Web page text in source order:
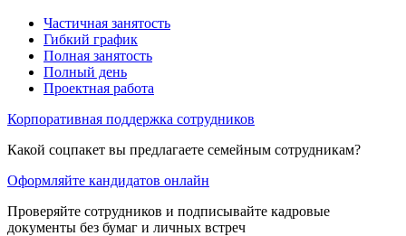
Частичная занятость
Гибкий график
Полная занятость
Полный день
Проектная работа
Корпоративная поддержка сотрудников
Какой соцпакет вы предлагаете семейным сотрудникам?
Оформляйте кандидатов онлайн
Проверяйте сотрудников и подписывайте кадровые
документы без бумаг и личных встреч